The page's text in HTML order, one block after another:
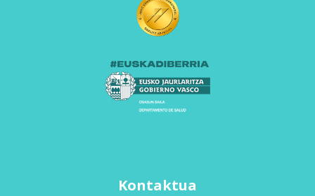
Kontaktua